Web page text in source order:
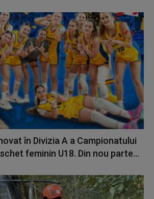
în Divizia A a Campionatului
feminin U18. Din nou parte...